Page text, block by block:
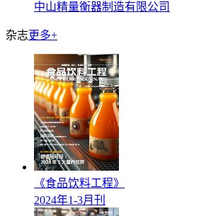
中山精量衡器制造有限公司
杂志更多+
《食品饮料工程》
2024年1-3月刊